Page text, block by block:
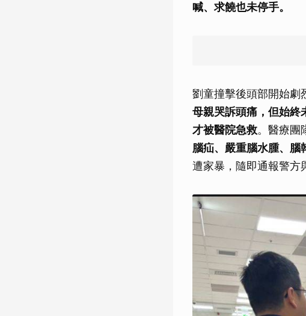
喊、求饒也未停手。
劉童撞擊後頭部開始劇
母親哭訴頭痛，但始終
才被醫院急救。醫療團
腦疝、嚴重腦水腫、腦
遭家暴，隨即通報警方